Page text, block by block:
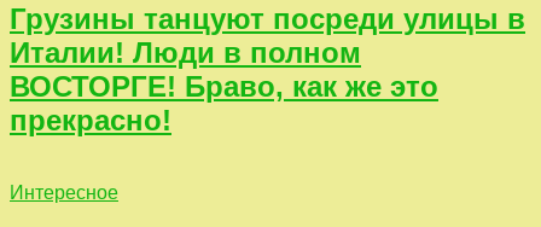
Грузины танцуют посреди улицы в
Италии! Люди в полном
ВОСТОРГЕ! Браво, как же это
прекрасно!
Интересное